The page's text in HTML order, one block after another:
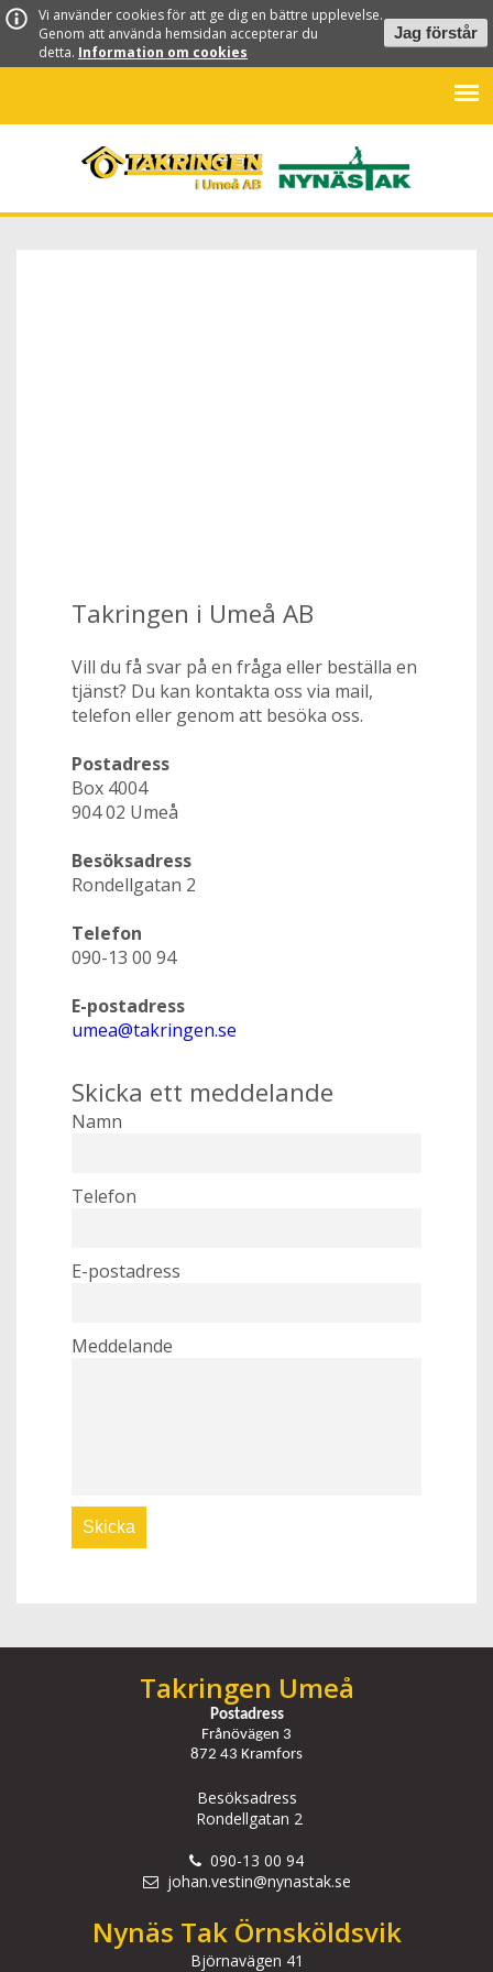
Vi använder cookies för att ge dig en bättre upplevelse.
Genom att använda hemsidan accepterar du
detta. Information om cookies
Jag förstår
Takringen i Umeå AB
Vill du få svar på en fråga eller beställa en
tjänst? Du kan kontakta oss via mail,
telefon eller genom att besöka oss.
Postadress
Box 4004
904 02 Umeå
Besöksadress
Rondellgatan 2
Telefon
090-13 00 94
E-postadress
umea@takringen.se
Skicka ett meddelande
Namn
Telefon
E-postadress
Meddelande
Takringen Umeå
Postadress
Frånövägen 3
872 43 Kramfors
Besöksadress
Rondellgatan 2
090-13 00 94
johan.vestin@nynastak.se
Nynäs Tak Örnsköldsvik
Björnavägen 41